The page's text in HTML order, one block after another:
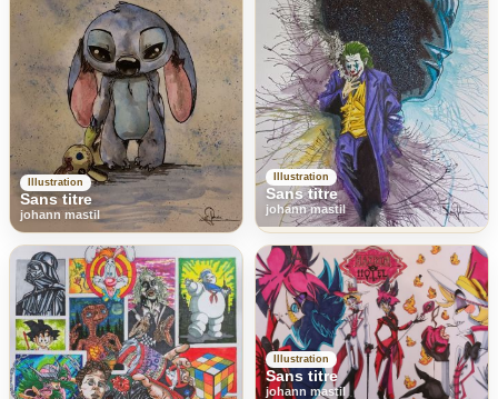
Illustration
Sans titre
johann mastil
Illustration
Sans titre
johann mastil
Illustration
Sans titre
johann mastil